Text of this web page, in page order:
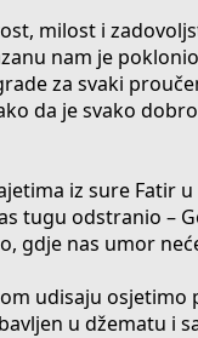
milost i
nam je poklonio
za svaki
da je svako
iz sure Fatir
tugu odstranio –
gdje nas umor
udisaju osjetimo
u džematu i